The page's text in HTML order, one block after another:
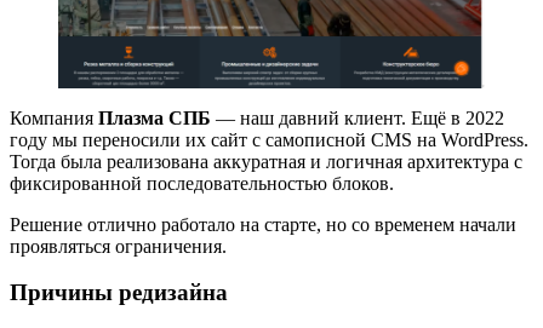
Компания Плазма СПБ — наш давний клиент. Ещё в 2022
году мы переносили их сайт с самописной CMS на WordPress.
Тогда была реализована аккуратная и логичная архитектура с
фиксированной последовательностью блоков.
Решение отлично работало на старте, но со временем начали
проявляться ограничения.
Причины редизайна